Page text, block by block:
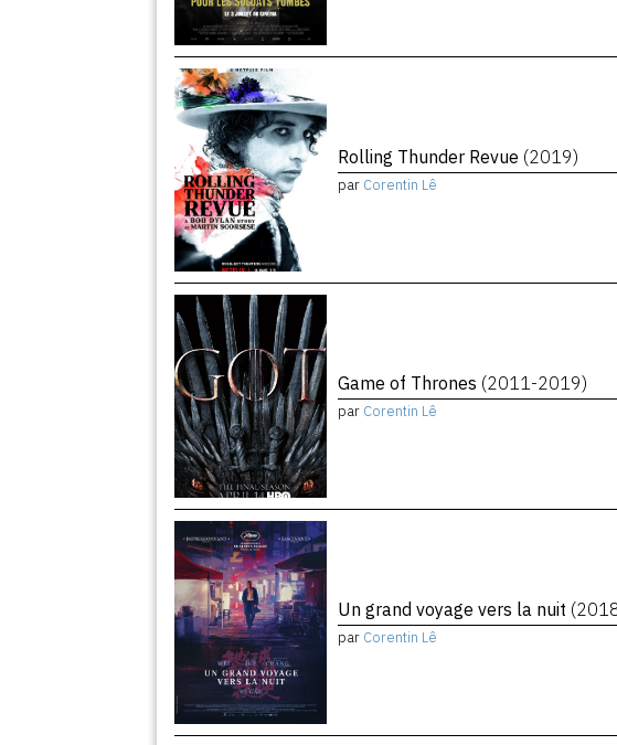
Rolling Thunder Revue (2019)
par Corentin Lê
Game of Thrones (2011-2019)
par Corentin Lê
Un grand voyage vers la nuit
par Corentin Lê